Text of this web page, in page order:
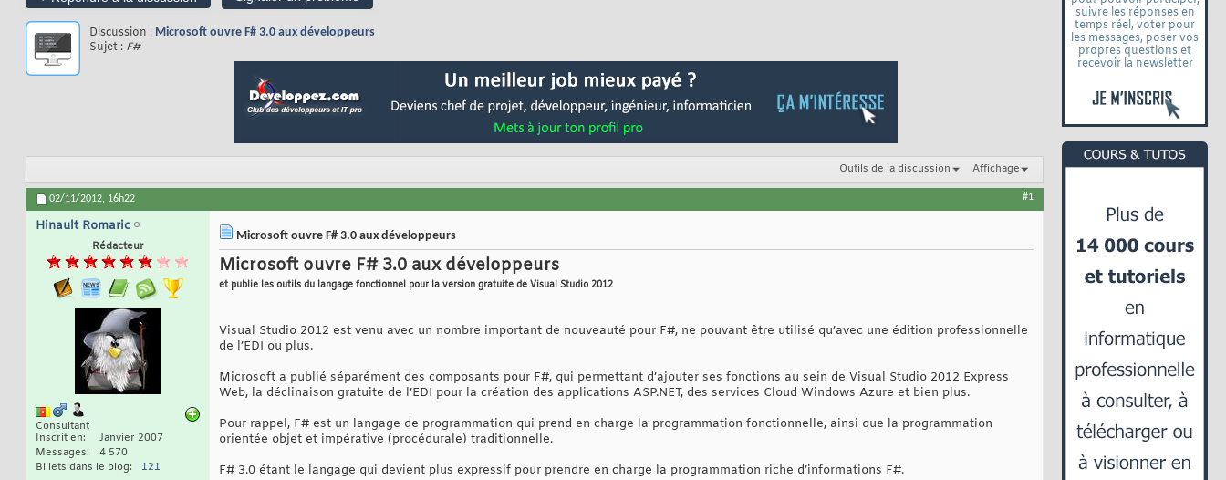
suivre les réponses en
temps réel, voter pour
les messages, poser vos
propres questions et
recevoir la newsletter
Discussion : Microsoft ouvre F# 3.0 aux développeurs
Sujet : F#
Outils de la discussion Affichage
02/11/2012, 16h22 #1
Hinault Romaric
Rédacteur
Consultant
Inscrit en
Janvier 2007
Messages
4 570
Billets dans le blog
121
Microsoft ouvre F# 3.0 aux développeurs
Microsoft ouvre F# 3.0 aux développeurs
et publie les outils du langage fonctionnel pour la version gratuite de Visual Studio 2012
Visual Studio 2012 est venu avec un nombre important de nouveauté pour F#, ne pouvant être utilisé qu’avec une édition professionnelle
de l’EDI ou plus.
Microsoft a publié séparément des composants pour F#, qui permettant d’ajouter ses fonctions au sein de Visual Studio 2012 Express
Web, la déclinaison gratuite de l’EDI pour la création des applications ASP.NET, des services Cloud Windows Azure et bien plus.
Pour rappel, F# est un langage de programmation qui prend en charge la programmation fonctionnelle, ainsi que la programmation
orientée objet et impérative (procédurale) traditionnelle.
F# 3.0 étant le langage qui devient plus expressif pour prendre en charge la programmation riche d’informations F#.